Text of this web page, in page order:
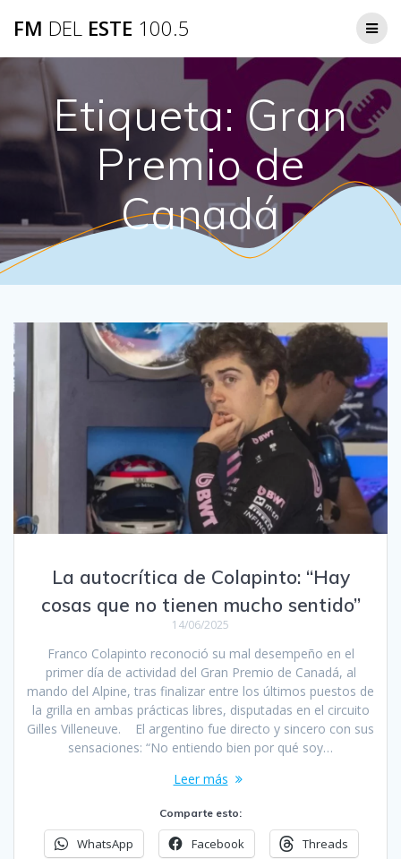
FM DEL ESTE 100.5
Etiqueta:Gran
Premio de
Canadá
La autocrítica de Colapinto: “Hay
cosas que no tienen mucho sentido”
14/06/2025
Franco Colapinto reconoció su mal desempeño en el
primer día de actividad del Gran Premio de Canadá, al
mando del Alpine, tras finalizar entre los últimos puestos de
la grilla en ambas prácticas libres, disputadas en el circuito
Gilles Villeneuve. El argentino fue directo y sincero con sus
sensaciones: “No entiendo bien por qué soy…
Leer más
Comparte esto:
WhatsApp Facebook Threads